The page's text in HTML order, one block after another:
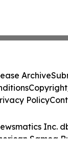
Inc.
Samoa
Archive
Policy